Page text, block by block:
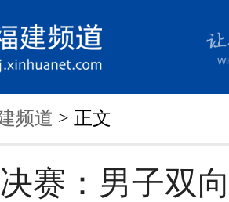
频道 > 正文
赛：男子双